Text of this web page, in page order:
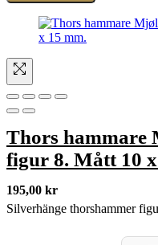
Thors hammare
figur 8. Mått 10
195,00 kr
Silverhänge thorshammer